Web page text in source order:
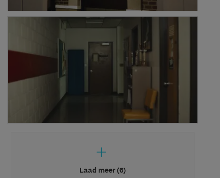
Laad meer (6)